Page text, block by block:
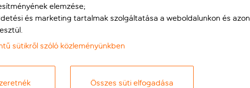
elemzése;
és marketing tartalmak szolgáltatása a weboldalunkon és azon
sütikről szóló közleményünkben
Összes süti elfogadása